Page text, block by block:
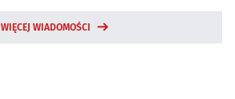
WIĘCEJ WIADOMOŚCI